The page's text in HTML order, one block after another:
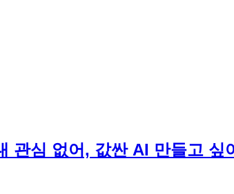
관심 없어, 값싼 AI 만들고 싶